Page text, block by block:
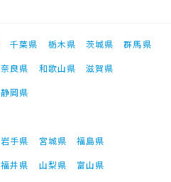
千葉県 栃木県 茨城県
群馬県
奈良県 和歌山県
滋賀県
静岡県
岩手県 宮城県
福島県
福井県 山梨県
富山県